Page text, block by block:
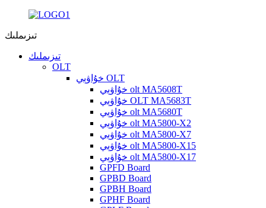
تىزىملىك
تىزىملىك
OLT
خۇاۋېي OLT
خۇاۋېي olt MA5608T
خۇاۋېي OLT MA5683T
خۇاۋېي olt MA5680T
خۇاۋېي olt MA5800-X2
خۇاۋېي olt MA5800-X7
خۇاۋېي olt MA5800-X15
خۇاۋېي olt MA5800-X17
GPFD Board
GPBD Board
GPBH Board
GPHF Board